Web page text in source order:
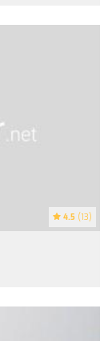
4.5 (13)